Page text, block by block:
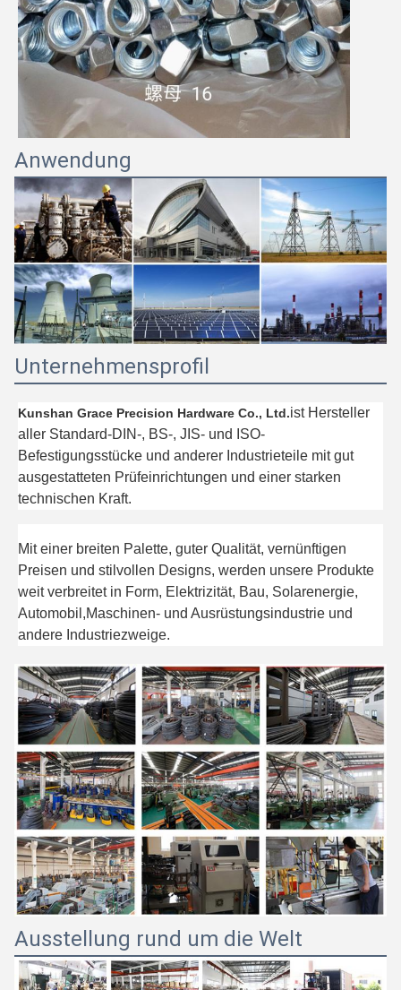
Anwendung
Unternehmensprofil
Kunshan Grace Precision Hardware Co., Ltd.ist Hersteller
aller Standard-DIN-, BS-, JIS- und ISO-
Befestigungsstücke und anderer Industrieteile mit gut
ausgestatteten Prüfeinrichtungen und einer starken
technischen Kraft.
Mit einer breiten Palette, guter Qualität, vernünftigen
Preisen und stilvollen Designs, werden unsere Produkte
weit verbreitet in Form, Elektrizität, Bau, Solarenergie,
Automobil,Maschinen- und Ausrüstungsindustrie und
andere Industriezweige.
Ausstellung rund um die Welt